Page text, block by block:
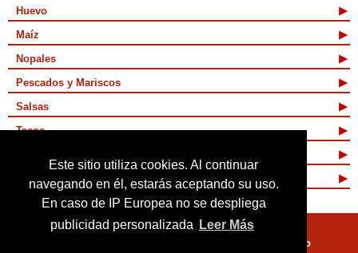
Este sitio utiliza cookies. Al continuar
navegando en él, estarás aceptando su uso.
En caso de IP Europea no se despliega
publicidad personalizada
Leer Más
Huevo
Maíz
Nopales
Pescados y Mariscos
Salsas
Tacos
Vegetarianas
Términos de Uso